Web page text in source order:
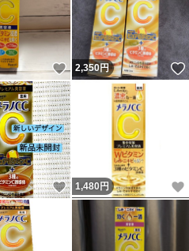
いいね！
2,350円
いいね！
1,480 円